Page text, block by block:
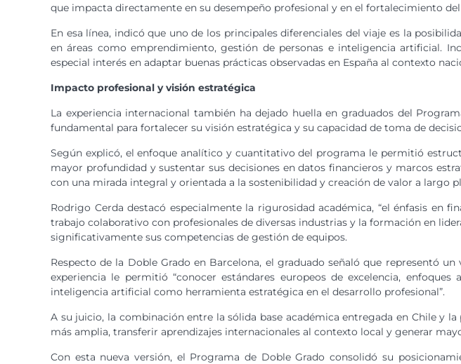
que impacta directamente en su desempeño profesional y en el fortalecimiento
En esa línea, indicó que uno de los principales diferenciales del viaje es la
en áreas como emprendimiento, gestión de personas e inteligencia artificial.
especial interés en adaptar buenas prácticas observadas en España al contexto
Impacto profesional y visión estratégica
La experiencia internacional también ha dejado huella en graduados del
fundamental para fortalecer su visión estratégica y su capacidad de toma de
Según explicó, el enfoque analítico y cuantitativo del programa le permitió
mayor profundidad y sustentar sus decisiones en datos financieros y marcos
con una mirada integral y orientada a la sostenibilidad y creación de valor a largo
Rodrigo Cerda destacó especialmente la rigurosidad académica, “el énfasis en
trabajo colaborativo con profesionales de diversas industrias y la formación en
significativamente sus competencias de gestión de equipos.
Respecto de la Doble Grado en Barcelona, el graduado señaló que representó
experiencia le permitió “conocer estándares europeos de excelencia,
inteligencia artificial como herramienta estratégica en el desarrollo profesional”.
A su juicio, la combinación entre la sólida base académica entregada en Chile y
más amplia, transferir aprendizajes internacionales al contexto local y generar
Con esta nueva versión, el Programa de Doble Grado consolidó su